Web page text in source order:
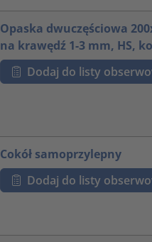
Opaska dwuczęściowa
na krawędź 1-3 mm, HS,
Dodaj do listy
Cokół samoprzylepny
Dodaj do listy